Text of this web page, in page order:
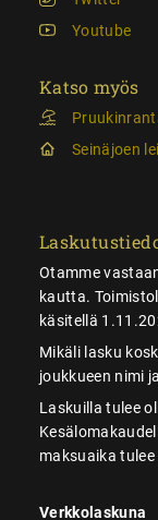
Youtube
Katso myös
Seinäjoen
Otamme
kautta.
käsitellä
Mikäli lasku
joukkueen nimi
Laskuilla tulee
maksuaika
Verkkolaskuna